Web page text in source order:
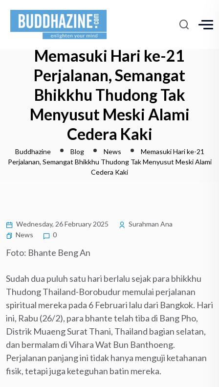
Memasuki Hari ke-21
Perjalanan, Semangat
Bhikkhu Thudong Tak
Menyusut Meski Alami
Cedera Kaki
Buddhazine Blog News
Memasuki Hari ke-21
Perjalanan, Semangat Bhikkhu Thudong Tak Menyusut Meski Alami
Cedera Kaki
Wednesday, 26 February 2025
Surahman Ana
News
0
Foto: Bhante Beng An
Sudah dua puluh satu hari berlalu sejak para bhikkhu
Thudong Thailand-Borobudur memulai perjalanan
spiritual mereka pada 6 Februari lalu dari Bangkok. Hari
ini, Rabu (26/2), para bhante telah tiba di Bang Pho,
Distrik Muaeng Surat Thani, Thailand bagian selatan,
dan bermalam di Vihara Wat Bun Banthoeng.
Perjalanan panjang ini tidak hanya menguji ketahanan
fisik, tetapi juga keteguhan batin mereka.